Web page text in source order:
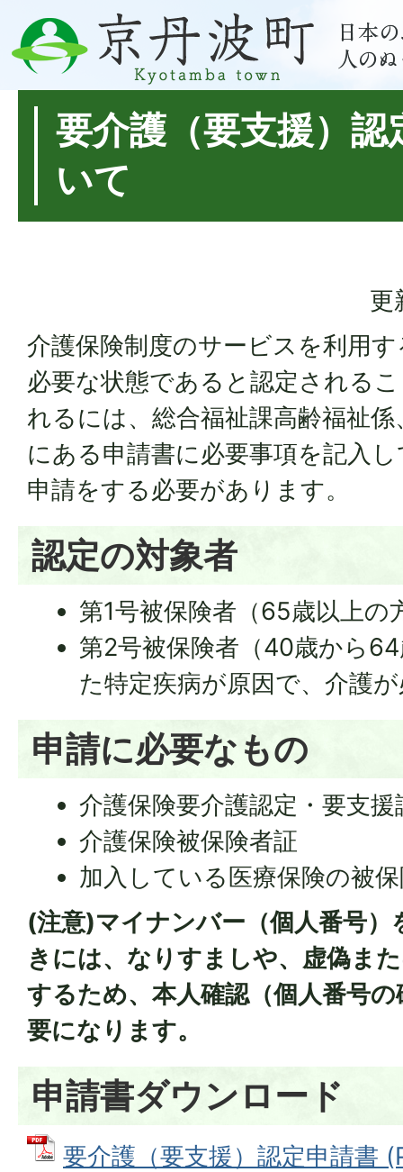
要介護（要支援）認
いて
更
介護保険制度のサービスを利用
必要な状態であると認定される
れるには、総合福祉課高齢福祉
にある申請書に必要事項を記入
申請をする必要があります。
認定の対象者
第1号被保険者（65歳以上の
第2号被保険者（40歳から
た特定疾病が原因で、介護
申請に必要なもの
介護保険要介護認定・要支
介護保険被保険者証
加入している医療保険の被
(注意)マイナンバー（個人番号）
きには、なりすましや、虚偽ま
するため、本人確認（個人番号
要になります。
申請書ダウンロード
要介護（要支援）認定申請書